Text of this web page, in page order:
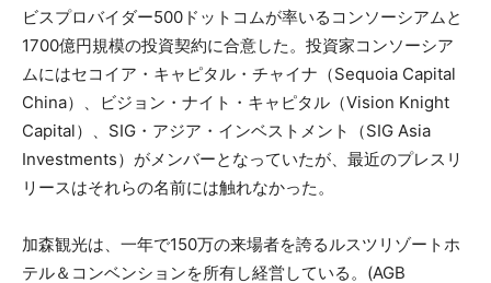
ビスプロバイダー500ドットコムが率いるコンソーシアムと
1700億円規模の投資契約に合意した。投資家コンソーシア
ムにはセコイア・キャピタル・チャイナ（Sequoia Capital
China）、ビジョン・ナイト・キャピタル（Vision Knight
Capital）、SIG・アジア・インベストメント（SIG Asia
Investments）がメンバーとなっていたが、最近のプレスリ
リースはそれらの名前には触れなかった。
加森観光は、一年で150万の来場者を誇るルスツリゾートホ
テル＆コンベンションを所有し経営している。(AGB